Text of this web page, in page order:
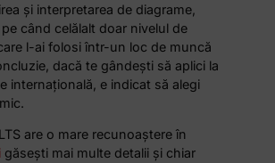
și interpretarea de diagrame,
când celălalt doar nivelul de
l-ai folosi într-un loc de muncă
dacă te gândești să aplici la
internațională, e indicat să alegi
are o mare recunoaștere în
găsești mai multe detalii și chiar